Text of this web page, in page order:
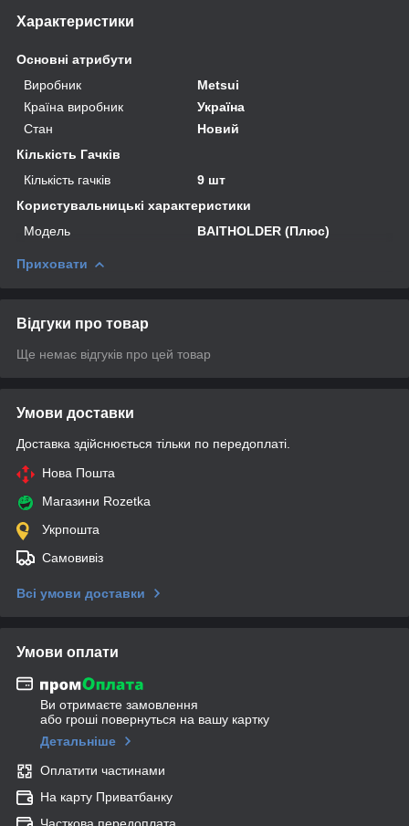
Характеристики
Основні атрибути
Виробник
Metsui
Країна виробник
Україна
Стан
Новий
Кількість Гачків
Кількість гачків
9 шт
Користувальницькі характеристики
Мoдель
BAITHOLDER (Плюс)
Приховати
Відгуки про товар
Ще немає відгуків про цей товар
Умови доставки
Доставка здійснюється тільки по передоплаті.
Нова Пошта
Магазини Rozetka
Укрпошта
Самовивіз
Всі умови доставки
Умови оплати
Ви отримаєте замовлення
або гроші повернуться на вашу картку
Детальніше
Оплатити частинами
На карту Приватбанку